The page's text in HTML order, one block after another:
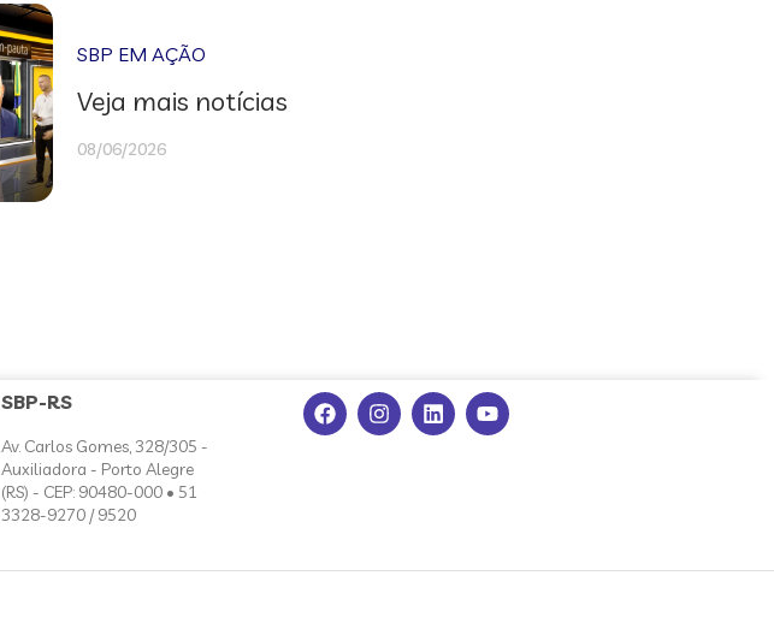
SBP EM AÇÃO
Veja mais notícias
08/06/2026
SBP-RS
Av. Carlos Gomes, 328/305 -
Auxiliadora - Porto Alegre
(RS) - CEP: 90480-000 • 51
3328-9270 / 9520